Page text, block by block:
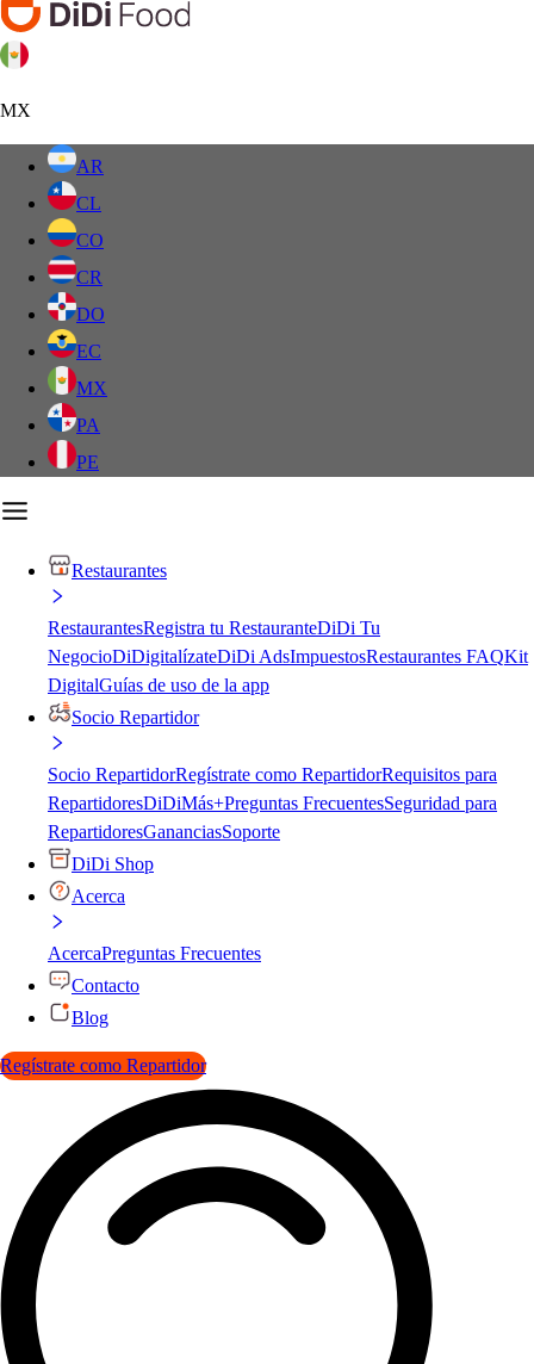
MX
AR
CL
CO
CR
DO
EC
MX
PA
PE
Restaurantes
RestaurantesRegistra tu RestauranteDiDi Tu
NegocioDiDigitalízateDiDi AdsImpuestosRestaurantes FAQKit
DigitalGuías de uso de la app
Socio Repartidor
Socio RepartidorRegístrate como RepartidorRequisitos para
RepartidoresDiDiMás+Preguntas FrecuentesSeguridad para
RepartidoresGananciasSoporte
DiDi Shop
Acerca
AcercaPreguntas Frecuentes
Contacto
Blog
Regístrate como Repartidor